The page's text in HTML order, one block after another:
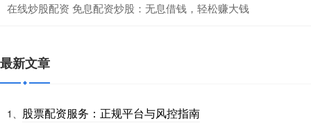
在线炒股配资 免息配资炒股：无息借钱，轻松赚大钱
最新文章
1、 股票配资服务：正规平台与风控指南